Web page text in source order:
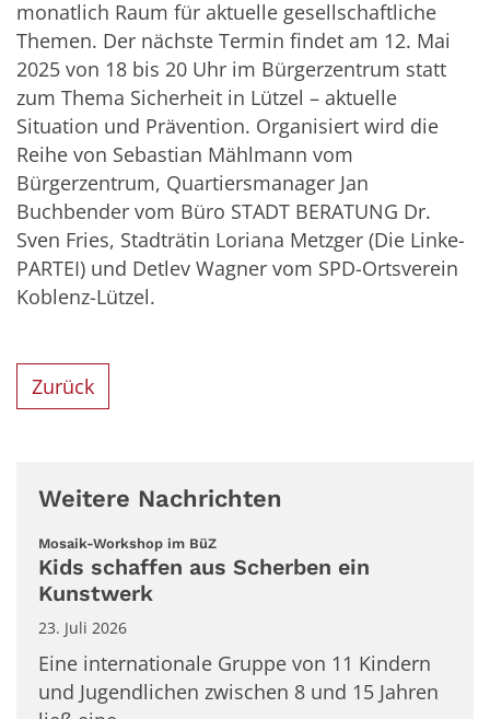
monatlich Raum für aktuelle gesellschaftliche
Themen. Der nächste Termin findet am 12. Mai
2025 von 18 bis 20 Uhr im Bürgerzentrum statt
zum Thema Sicherheit in Lützel – aktuelle
Situation und Prävention. Organisiert wird die
Reihe von Sebastian Mählmann vom
Bürgerzentrum, Quartiersmanager Jan
Buchbender vom Büro STADT BERATUNG Dr.
Sven Fries, Stadträtin Loriana Metzger (Die Linke-
PARTEI) und Detlev Wagner vom SPD-Ortsverein
Koblenz-Lützel.
Zurück
Weitere Nachrichten
Mosaik-Workshop im BüZ:
Kids schaffen aus Scherben ein
Kunstwerk
23. Juli 2026
Eine internationale Gruppe von 11 Kindern
und Jugendlichen zwischen 8 und 15 Jahren